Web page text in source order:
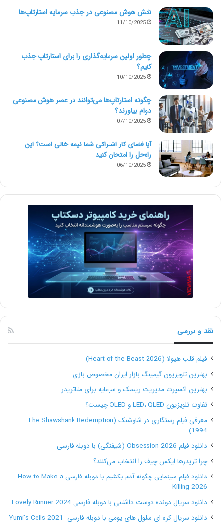
نقش هوش مصنوعی در جذب سرمایه استارتاپ‌ها
11/10/2025
چطور اولین سرمایه‌گذاری را برای استارتاپ جذب
کنیم؟
10/10/2025
چگونه استارتاپ‌ها می‌توانند در عصر هوش مصنوعی
دوام بیاورند؟
07/10/2025
آیا فضای کار اشتراکی شما نیمه‌ خالی است؟ این
راه‌حل را امتحان کنید
06/10/2025
نقد و بررسی
فیلم قلب هیولا (Heart of the Beast 2026)
بهترین تلویزیون گیمینگ بازار ایران مخصوص بازی
بهترین اکسپرت مدیریت ریسک و سرمایه برای متاتریدر
تفاوت تلویزیون LED، QLED و OLED چیست؟
معرفی فیلم رستگاری در شاوشنک (The Shawshank Redemption
1994)
دانلود فیلم Obsession 2026 (شیفتگی) با دوبله فارسی
چرا تریدرها ایکس چیف را انتخاب می‌کنند؟
دانلود فیلم سینمایی چگونه آدم بکشیم با دوبله فارسی How to Make a
Killing 2026
دانلود سریال دونده دوست داشتنی با دوبله فارسی Lovely Runner 2024
دانلود سریال کره ای سلول های یومی با دوبله فارسی Yumi’s Cells 2021-